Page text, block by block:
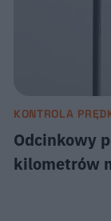
KONTROLA
Odcinkowy
kilometrów